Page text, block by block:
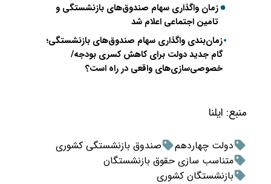
زمان واگذاری سهام صندوق‌های بازنشستگی و
تامین اجتماعی اعلام شد
زمان‌بندی واگذاری سهام صندوق‌های بازنشستگی؛
گام جدید دولت برای کاهش کسری بودجه/
خصوصی‌سازی‌های واقعی در راه است؟
منبع: ایلنا
دولت چهاردهم
صندوق بازنشستگی کشوری
متناسب سازی حقوق بازنشستگان
بازنشستگان کشوری